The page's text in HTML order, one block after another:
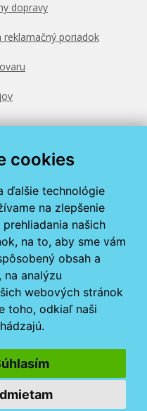
cookies
ďalšie technológie
na zlepšenie
našich
na to, aby sme vám
obsah a
na analýzu
webových stránok
toho, odkiaľ naši
dopravy
reklamačný poriadok
8. do 17. hod.